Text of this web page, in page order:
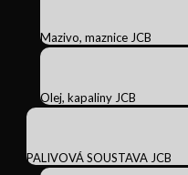
Mazivo, maznice JCB
Olej, kapaliny JCB
PALIVOVÁ SOUSTAVA JCB